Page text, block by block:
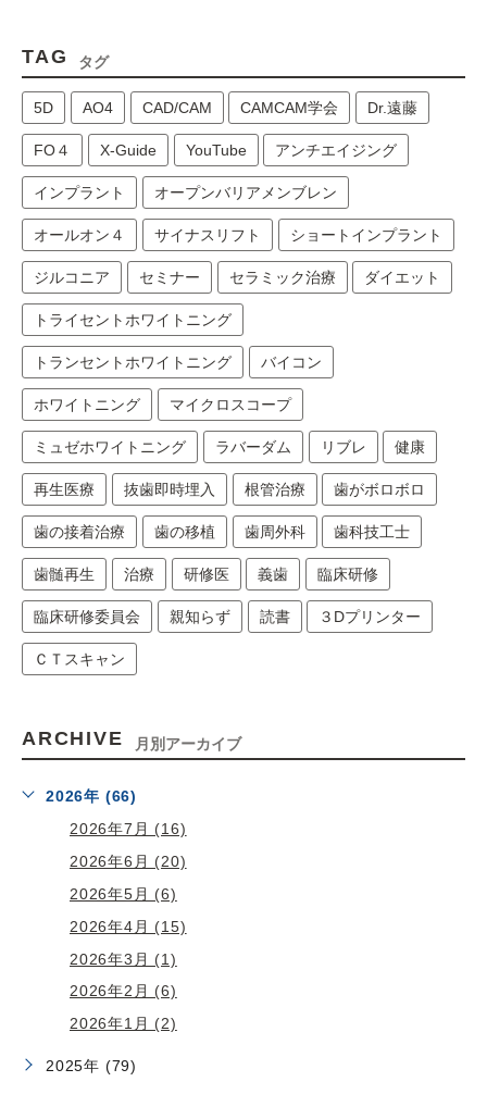
TAG タグ
5D AO4 CAD/CAM CAMCAM学会 Dr.遠藤
FO４ X-Guide YouTube アンチエイジング
インプラント オープンバリアメンブレン
オールオン４ サイナスリフト ショートインプラント
ジルコニア セミナー セラミック治療 ダイエット
トライセントホワイトニング
トランセントホワイトニング バイコン
ホワイトニング マイクロスコープ
ミュゼホワイトニング ラバーダム リブレ 健康
再生医療 抜歯即時埋入 根管治療 歯がボロボロ
歯の接着治療 歯の移植 歯周外科 歯科技工士
歯髄再生 治療 研修医 義歯 臨床研修
臨床研修委員会 親知らず 読書 ３Dプリンター
ＣＴスキャン
ARCHIVE 月別アーカイブ
2026年 (66)
2026年7月 (16)
2026年6月 (20)
2026年5月 (6)
2026年4月 (15)
2026年3月 (1)
2026年2月 (6)
2026年1月 (2)
2025年 (79)